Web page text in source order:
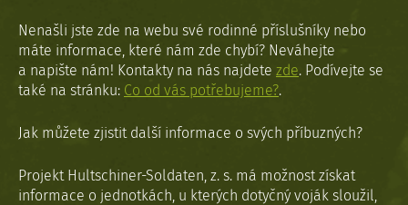
Nenašli jste zde na webu své rodinné příslušníky nebo
máte informace, které nám zde chybí? Neváhejte
a napište nám! Kontakty na nás najdete zde. Podívejte se
také na stránku: Co od vás potřebujeme?.
Jak můžete zjistit další informace o svých příbuzných?
Projekt Hultschiner-Soldaten, z. s. má možnost získat
informace o jednotkách, u kterých dotyčný voják sloužil,